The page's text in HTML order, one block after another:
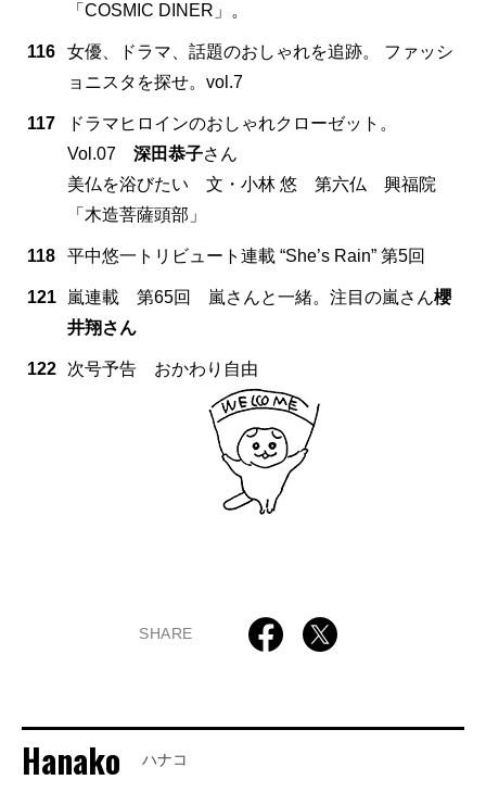
「COSMIC DINER」。
116
女優、ドラマ、話題のおしゃれを追跡。 ファッシ
ョニスタを探せ。vol.7
117
ドラマヒロインのおしゃれクローゼット。
Vol.07 深田恭子さん
美仏を浴びたい 文・小林 悠 第六仏 興福院
「木造菩薩頭部」
118 平中悠一トリビュート連載 “She’s Rain” 第5回
121 嵐連載 第65回 嵐さんと一緒。注目の嵐さん櫻
井翔さん
122 次号予告 おかわり自由
SHARE
Hanako ハナコ